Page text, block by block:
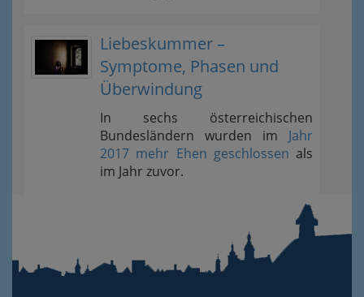
Liebeskummer –
Symptome, Phasen und
Überwindung
In sechs österreichischen
Bundesländern wurden im Jahr
2017 mehr Ehen geschlossen als
im Jahr zuvor.